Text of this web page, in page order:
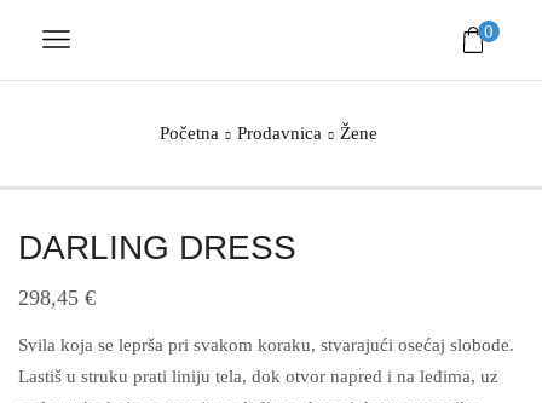
0
Početna Prodavnica Žene
DARLING DRESS
298,45 €
Svila koja se leprša pri svakom koraku, stvarajući osećaj slobode.
Lastiš u struku prati liniju tela, dok otvor napred i na leđima, uz